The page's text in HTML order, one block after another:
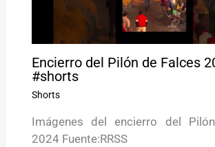
Encierro del Pilón de Falces
#shorts
Shorts
Imágenes del encierro del
2024 Fuente:RRSS